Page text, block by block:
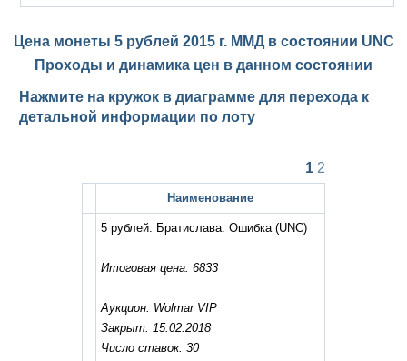
Цена монеты 5 рублей 2015 г. ММД в состоянии UNC
Проходы и динамика цен в данном состоянии
Нажмите на кружок в диаграмме для перехода к
детальной информации по лоту
1 2
Наименование
5 рублей. Братислава. Ошибка(UNC)
Итоговая цена: 6833
Аукцион: Wolmar VIP
Закрыт: 15.02.2018
Число ставок: 30